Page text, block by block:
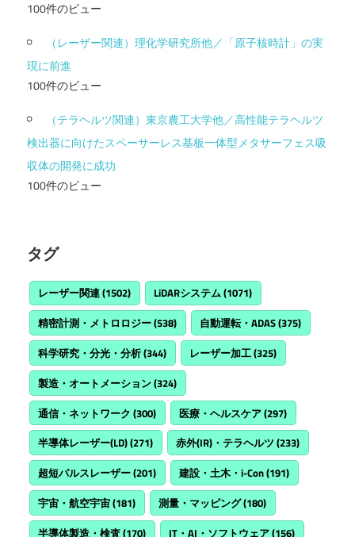
100件のビュー
（レーザー関連）理化学研究所他／「原子核時計」の実
現に前進
100件のビュー
（テラヘルツ関連）東京農工大学他／高性能テラヘルツ
検出器に向けたスペーサーレス基板一体型メタサーフェス吸
収体の開発に成功
100件のビュー
タグ
レーザー関連(1502) LiDARシステム(1071)
精密計測・メトロロジー(538) 自動運転・ADAS(375)
科学研究・分光・分析(344) レーザー加工(325)
製造・オートメーション(324)
通信・ネットワーク (300) 医療・ヘルスケア(297)
半導体レーザー(LD)(271) 赤外(IR)・テラヘルツ (233)
超短パルスレーザー(201) 建設・土木・i-Con(191)
宇宙・航空宇宙(181) 測量・マッピング(180)
半導体製造・検査(170) IT・AI・ソフトウェア(156)